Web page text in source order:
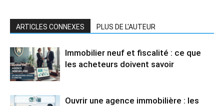
ARTICLES CONNEXES PLUS DE L'AUTEUR
Immobilier neuf et fiscalité : ce que
les acheteurs doivent savoir
Ouvrir une agence immobilière : les